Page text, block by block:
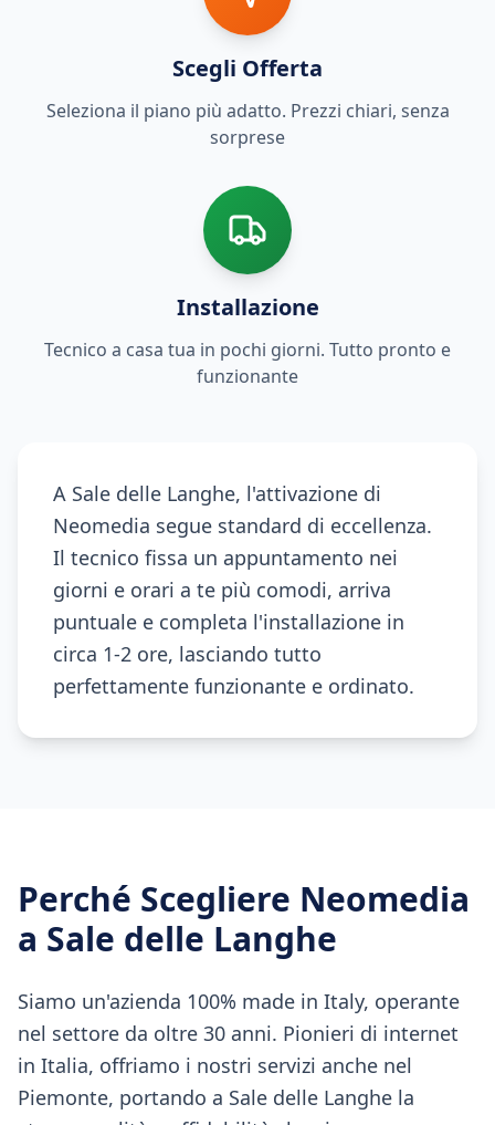
Scegli Offerta
Seleziona il piano più adatto. Prezzi chiari, senza
sorprese
Installazione
Tecnico a casa tua in pochi giorni. Tutto pronto e
funzionante
A Sale delle Langhe, l'attivazione di
Neomedia segue standard di eccellenza.
Il tecnico fissa un appuntamento nei
giorni e orari a te più comodi, arriva
puntuale e completa l'installazione in
circa 1-2 ore, lasciando tutto
perfettamente funzionante e ordinato.
Perché Scegliere Neomedia
a Sale delle Langhe
Siamo un'azienda 100% made in Italy, operante
nel settore da oltre 30 anni. Pionieri di internet
in Italia, offriamo i nostri servizi anche nel
Piemonte, portando a Sale delle Langhe la